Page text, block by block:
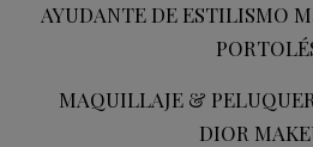
AYUDANTE DE ESTILISMO
MAQUILLAJE &
DIOR